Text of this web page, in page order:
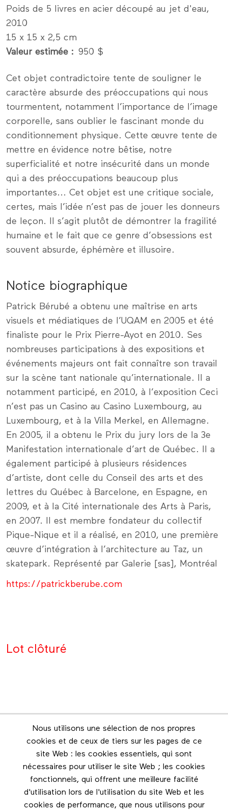
Poids de 5 livres en acier découpé au jet d'eau,
2010
15 x 15 x 2,5 cm
Valeur estimée
950 $
Cet objet contradictoire tente de souligner le
caractère absurde des préoccupations qui nous
tourmentent, notamment l’importance de l’image
corporelle, sans oublier le fascinant monde du
conditionnement physique. Cette œuvre tente de
mettre en évidence notre bêtise, notre
superficialité et notre insécurité dans un monde
qui a des préoccupations beaucoup plus
importantes... Cet objet est une critique sociale,
certes, mais l’idée n’est pas de jouer les donneurs
de leçon. Il s’agit plutôt de démontrer la fragilité
humaine et le fait que ce genre d’obsessions est
souvent absurde, éphémère et illusoire.
Notice biographique
Patrick Bérubé a obtenu une maîtrise en arts
visuels et médiatiques de l’UQAM en 2005 et été
finaliste pour le Prix Pierre-Ayot en 2010. Ses
nombreuses participations à des expositions et
événements majeurs ont fait connaître son travail
sur la scène tant nationale qu’internationale. Il a
notamment participé, en 2010, à l’exposition Ceci
n’est pas un Casino au Casino Luxembourg, au
Luxembourg, et à la Villa Merkel, en Allemagne.
En 2005, il a obtenu le Prix du jury lors de la 3e
Manifestation internationale d’art de Québec. Il a
également participé à plusieurs résidences
d’artiste, dont celle du Conseil des arts et des
lettres du Québec à Barcelone, en Espagne, en
2009, et à la Cité internationale des Arts à Paris,
en 2007. Il est membre fondateur du collectif
Pique-Nique et il a réalisé, en 2010, une première
œuvre d’intégration à l’architecture au Taz, un
skatepark. Représenté par Galerie [sas], Montréal
https://patrickberube.com
Lot clôturé
Nous utilisons une sélection de nos propres
cookies et de ceux de tiers sur les pages de ce
site Web : les cookies essentiels, qui sont
nécessaires pour utiliser le site Web ; les cookies
fonctionnels, qui offrent une meilleure facilité
d'utilisation lors de l'utilisation du site Web et les
cookies de performance, que nous utilisons pour
Infolettre
Restez en contact grâce à l'infolettre
Footer menu
Les éditions Esse
Instagram